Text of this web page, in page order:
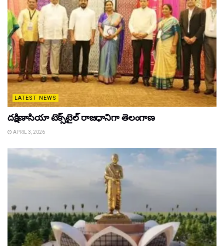
LATEST NEWS
దక్షిణాసియా టెక్స్‌టైల్ రాజధానిగా తెలంగాణ
APRIL 3, 2026